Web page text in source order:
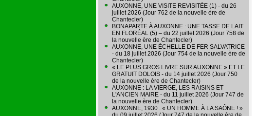
AUXONNE, UNE VISITE REVISITÉE (1) - du 26
juillet 2026 (Jour 762 de la nouvelle ère de
Chantecler)
BONAPARTE À AUXONNE : UNE TASSE DE LAIT
EN FLORÉAL (5) – du 22 juillet 2026 (Jour 758 de
la nouvelle ère de Chantecler)
AUXONNE, UNE ÉCHELLE DE FER SALVATRICE
- du 18 juillet 2026 (Jour 754 de la nouvelle ère de
Chantecler)
« LE PLUS GROS LIVRE SUR AUXONNE » ET LE
GRATUIT DOLOIS - du 14 juillet 2026 (Jour 750
de la nouvelle ère de Chantecler)
AUXONNE : LA VIERGE, LES RAISINS ET
L'ANCIEN MAIRE - du 11 juillet 2026 (Jour 747 de
la nouvelle ère de Chantecler)
AUXONNE, 1930 : « UN HOMME À LA SAÔNE ! »